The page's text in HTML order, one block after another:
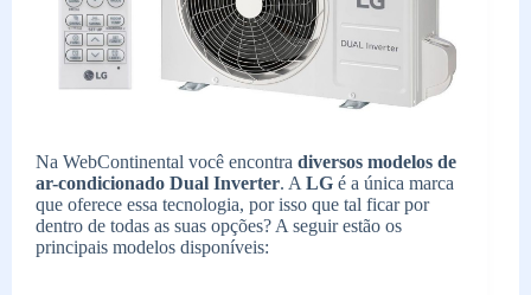
Na WebContinental você encontra diversos modelos de
ar-condicionado Dual Inverter. A LG é a única marca
que oferece essa tecnologia, por isso que tal ficar por
dentro de todas as suas opções? A seguir estão os
principais modelos disponíveis: